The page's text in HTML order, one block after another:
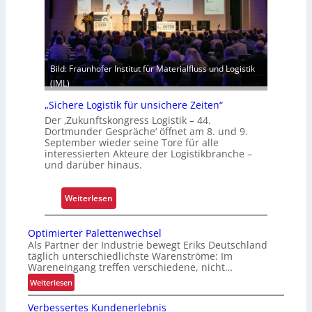
n
i
s
i
e
t
i
t
z
e
e
g
t
S
c
h
a
c
s
t
e
l
e
Bild: Fraunhofer Institut für Materialfluss und Logistik
(IML)
„Sichere Logistik für unsichere Zeiten“
Der ‚Zukunftskongress Logistik – 44.
Dortmunder Gespräche‘ öffnet am 8. und 9.
September wieder seine Tore für alle
interessierten Akteure der Logistikbranche –
und darüber hinaus.
Weiterlesen
„
i
c
h
r
Optimierter Palettenwechsel
Als Partner der Industrie bewegt Eriks Deutschland
täglich unterschiedlichste Warenströme: Im
Wareneingang treffen verschiedene, nicht…
Weiterlesen:
O
p
Verbessertes Kundenerlebnis